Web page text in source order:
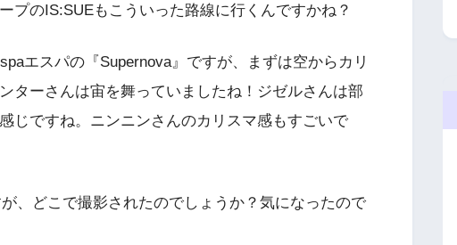
プのIS:SUEもこういった路線に行くんですかね？
エスパの『Supernova』ですが、まずは空からカリ
ターさんは宙を舞っていましたね！ジゼルさんは部
じですね。ニンニンさんのカリスマ感もすごいで
、どこで撮影されたのでしょうか？気になったので